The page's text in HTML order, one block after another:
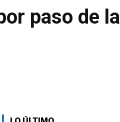
paso de la